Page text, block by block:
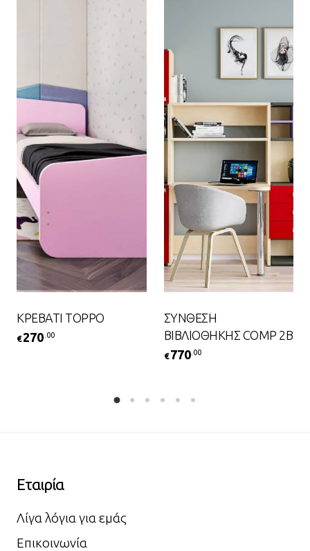
ΚΡΕΒΑΤΙ TOPPO
€270 .00
ΣΥΝΘΕΣΗ
ΒΙΒΛΙΟΘΗΚΗΣ COMP 2B
€ 770 .00
Εταιρία
Λίγα λόγια για εμάς
Επικοινωνία